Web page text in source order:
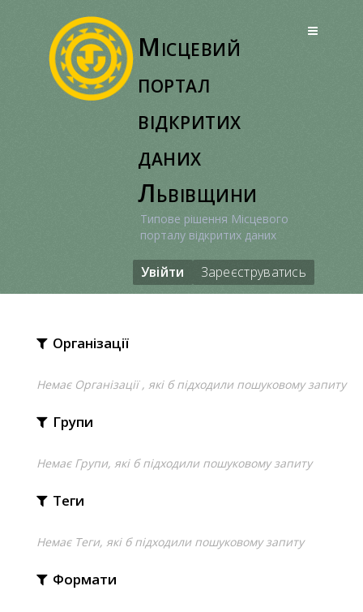
Місцевий
портал
відкритих
даних
Львівщини
Типове рішення Місцевого
порталу відкритих даних
Увійти Зареєструватись
Організації
Немає Організації , які б підходили пошуковому запиту
Групи
Немає Групи, які б підходили пошуковому запиту
Теги
Немає Теги, які б підходили пошуковому запиту
Формати